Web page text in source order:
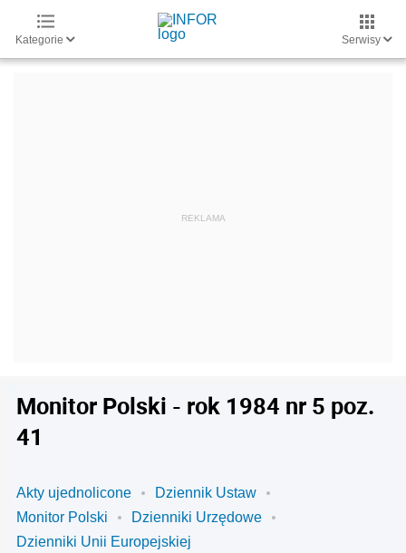
Kategorie Serwisy
Monitor Polski - rok 1984 nr 5 poz.
41
Akty ujednolicone
Dziennik Ustaw
Monitor Polski
Dzienniki Urzędowe
Dzienniki Unii Europejskiej